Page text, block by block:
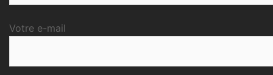
Votre e-mail